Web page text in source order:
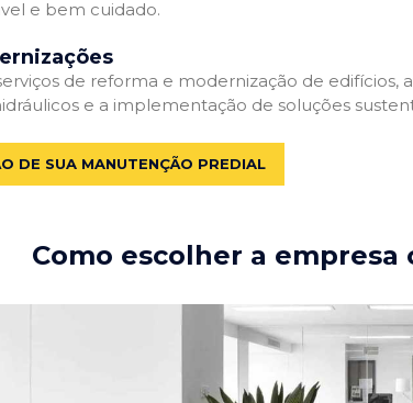
e bem cuidado.
de reforma e modernização de edifícios,
e a implementação de soluções
DE SUA MANUTENÇÃO PREDIAL
Como escolher a